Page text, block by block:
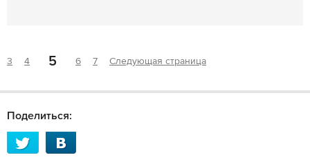
3 4 5 6 7 Следующая страница
Поделиться: